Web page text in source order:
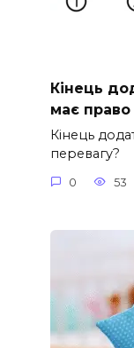
Кінець
має право
Кінець
перевагу?
0 53